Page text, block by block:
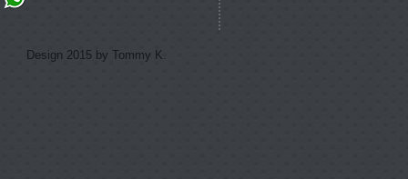
Design 2015 by Tommy K.